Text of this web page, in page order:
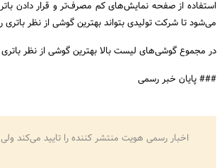
استفاده از صفحه نمایش‌های کم مصرف‌تر و قرار دادن
می‌شود تا شرکت تولیدی بتواند بهترین گوشی از نظر باتری
در مجموع گوشی‌های لیست بالا بهترین گوشی از نظر باتری
### پایان خبر رسمی
اخبار رسمی هویت منتشر کننده را تایید